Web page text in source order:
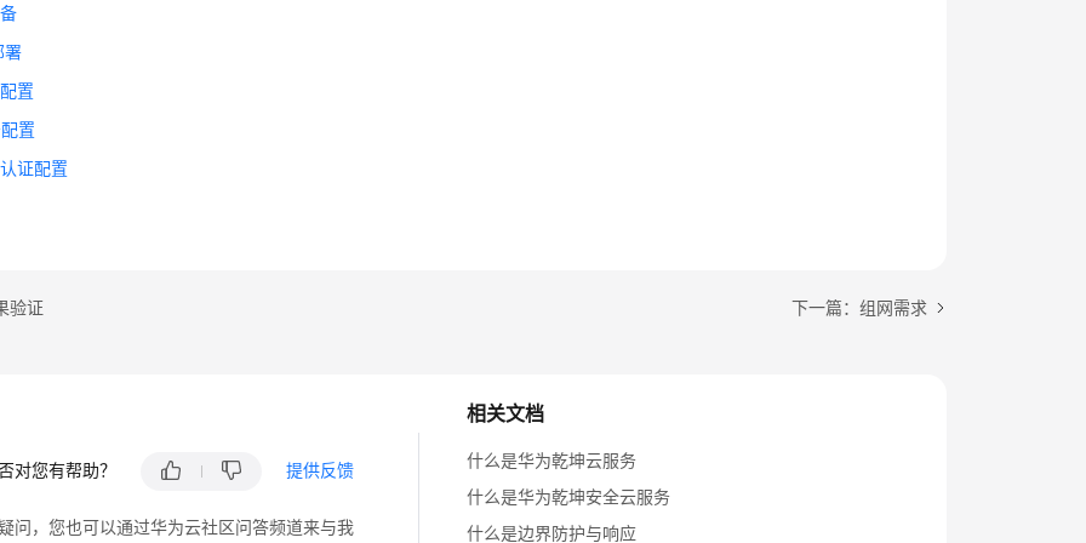
署
置
置
证配置
验证 下一篇：组网需求
相关文档
什么是华为乾坤云服务
什么是华为乾坤安全云服务
什么是边界防护与响应
对您有帮助？ 提供反馈
问，您也可以通过华为云社区问答频道来与我